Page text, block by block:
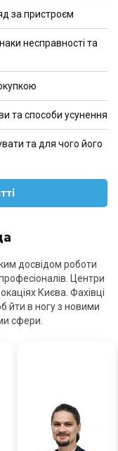
за пристроєм
несправності та
та способи усунення
та для чого його
досвідом роботи
Центри
Києва. Фахівці
йти в ногу з новими
сфери.